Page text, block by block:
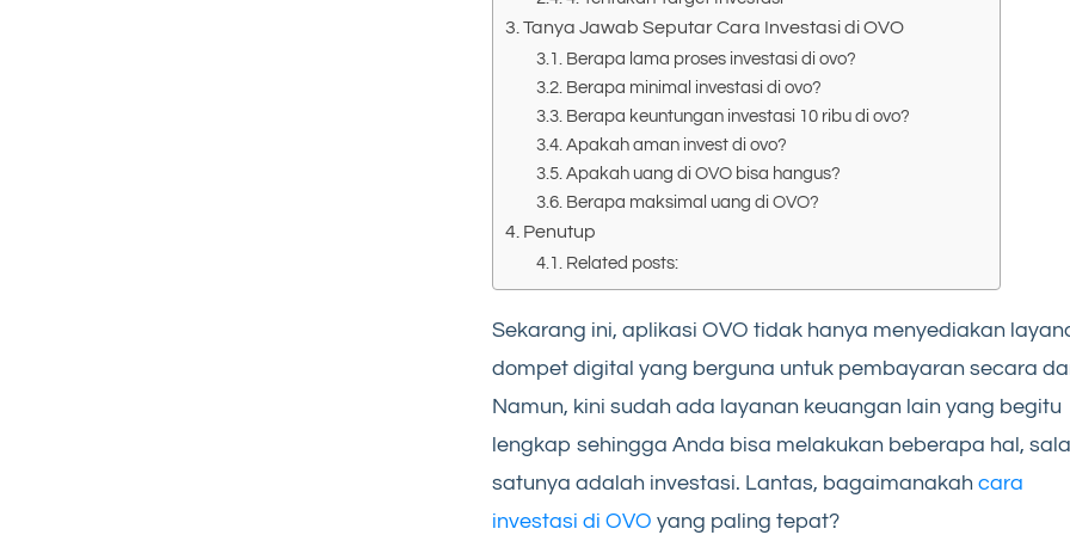
Tanya Jawab Seputar Cara Investasi di OVO
Berapa lama proses investasi di ovo?
Berapa minimal investasi di ovo?
Berapa keuntungan investasi 10 ribu di ovo?
Apakah aman invest di ovo?
Apakah uang di OVO bisa hangus?
Berapa maksimal uang di OVO?
Penutup
Related posts:
Sekarang ini, aplikasi OVO tidak hanya menyediakan
dompet digital yang berguna untuk pembayaran secara
Namun, kini sudah ada layanan keuangan lain yang begitu
lengkap sehingga Anda bisa melakukan beberapa hal,
satunya adalah investasi. Lantas, bagaimanakah cara
investasi di OVO yang paling tepat?